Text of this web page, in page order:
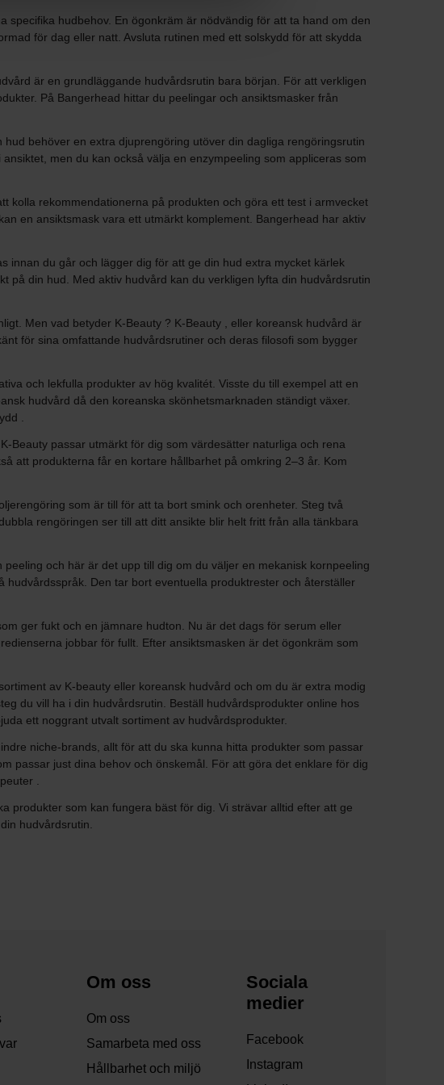
hudbehov. En ögonkräm är nödvändig för att ta hand om den
för dag eller natt. Avsluta rutinen med ett solskydd för att skydda
är en grundläggande hudvårdsrutin bara början. För att verkligen
På Bangerhead hittar du peelingar och ansiktsmasker från
behöver en extra djuprengöring utöver din dagliga rengöringsrutin
men du kan också välja en enzympeeling som appliceras som
kolla rekommendationerna på produkten och göra ett test i armvecket
en ansiktsmask vara ett utmärkt komplement. Bangerhead har aktiv
innan du går och lägger dig för att ge din hud extra mycket kärlek
på din hud. Med aktiv hudvård kan du verkligen lyfta din hudvårdsrutin
Men vad betyder K-Beauty ? K-Beauty , eller koreansk hudvård är
för sina omfattande hudvårdsrutiner och deras filosofi som bygger
och lekfulla produkter av hög kvalitét. Visste du till exempel att en
hudvård då den koreanska skönhetsmarknaden ständigt växer.
.
Beauty passar utmärkt för dig som värdesätter naturliga och rena
att produkterna får en kortare hållbarhet på omkring 2–3 år. Kom
som är till för att ta bort smink och orenheter. Steg två
rengöringen ser till att ditt ansikte blir helt fritt från alla tänkbara
och här är det upp till dig om du väljer en mekanisk kornpeeling
Den tar bort eventuella produktrester och återställer
ger fukt och en jämnare hudton. Nu är det dags för serum eller
jobbar för fullt. Efter ansiktsmasken är det ögonkräm som
av K-beauty eller koreansk hudvård och om du är extra modig
du vill ha i din hudvårdsrutin. Beställ hudvårdsprodukter online hos
ett noggrant utvalt sortiment av hudvårdsprodukter.
niche-brands, allt för att du ska kunna hitta produkter som passar
passar just dina behov och önskemål. För att göra det enklare för dig
.
produkter som kan fungera bäst för dig. Vi strävar alltid efter att ge
hudvårdsrutin.
Om oss
Om oss
Samarbeta med oss
Hållbarhet och miljö
Sociala
medier
Facebook
Instagram